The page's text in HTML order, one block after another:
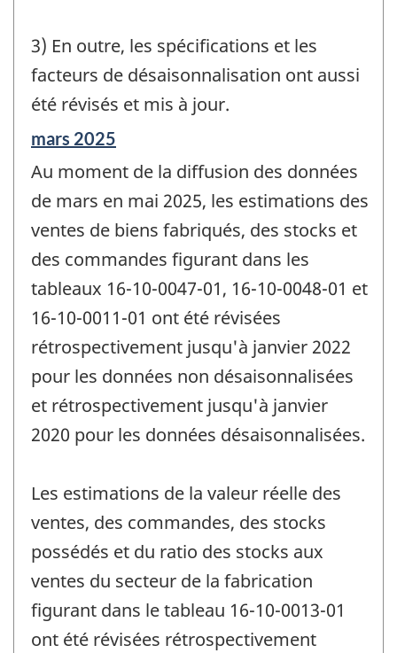
3) En outre, les spécifications et les
facteurs de désaisonnalisation ont aussi
été révisés et mis à jour.
Période
référence
de
-
mars 2025
Au moment de la diffusion des données
de mars en mai 2025, les estimations des
ventes de biens fabriqués, des stocks et
des commandes figurant dans les
tableaux 16-10-0047-01, 16-10-0048-01 et
16-10-0011-01 ont été révisées
rétrospectivement jusqu'à janvier 2022
pour les données non désaisonnalisées
et rétrospectivement jusqu'à janvier
2020 pour les données désaisonnalisées.
Les estimations de la valeur réelle des
ventes, des commandes, des stocks
possédés et du ratio des stocks aux
ventes du secteur de la fabrication
figurant dans le tableau 16-10-0013-01
ont été révisées rétrospectivement